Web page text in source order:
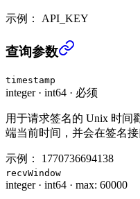
示例： API_KEY
获取 RWUSD 配额详
查询参数
timestamp
integer· int64 · 必须
用于请求签名的 Unix 时间
端当前时间，并会在签名
示例： 1770736694138
recvWindow
integer· int64 · max: 60000